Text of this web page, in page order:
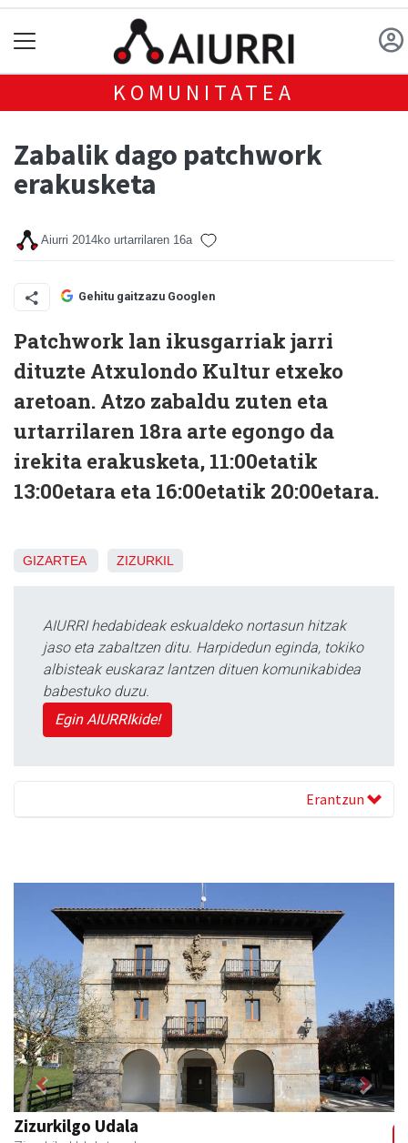
KOMUNITATEA
Zabalik dago patchwork
erakusketa
Aiurri 2014ko urtarrilaren 16a
Gehitu gaitzazu Googlen
Patchwork lan ikusgarriak jarri
dituzte Atxulondo Kultur etxeko
aretoan. Atzo zabaldu zuten eta
urtarrilaren 18ra arte egongo da
irekita erakusketa, 11:00etatik
13:00etara eta 16:00etatik 20:00etara.
GIZARTEA ZIZURKIL
AIURRI hedabideak eskualdeko nortasun hitzak
jaso eta zabaltzen ditu. Harpidedun eginda, tokiko
albisteak euskaraz lantzen dituen komunikabidea
babestuko duzu.
Egin AIURRIkide!
Erantzun
Previous